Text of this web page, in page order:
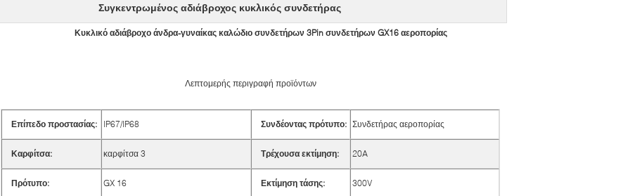
Συγκεντρωμένος αδιάβροχος κυκλικός συνδετήρας
Κυκλικό αδιάβροχο άνδρα-γυναίκας καλώδιο συνδετήρων 3Pin συνδετήρων GX16 αεροπορίας
Λεπτομερής περιγραφή προϊόντων
Επίπεδο προστασίας: IP67/IP68 Συνδέοντας πρότυπο: Συνδετήρας αεροπορίας
Καρφίτσα: καρφίτσα 3 Τρέχουσα εκτίμηση: 20A
Πρότυπο: GX 16 Εκτίμηση τάσης: 300V